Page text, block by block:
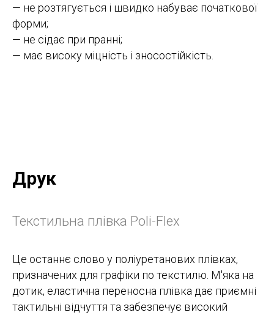
— не розтягується і швидко набуває початкової
форми;
— не сідає при пранні;
— має високу міцність і зносостійкість.
Друк
Текстильна плівка Poli-Flex
Це останнє слово у поліуретанових плівках,
призначених для графіки по текстилю. М'яка на
дотик, еластична переносна плівка дає приємні
тактильні відчуття та забезпечує високий